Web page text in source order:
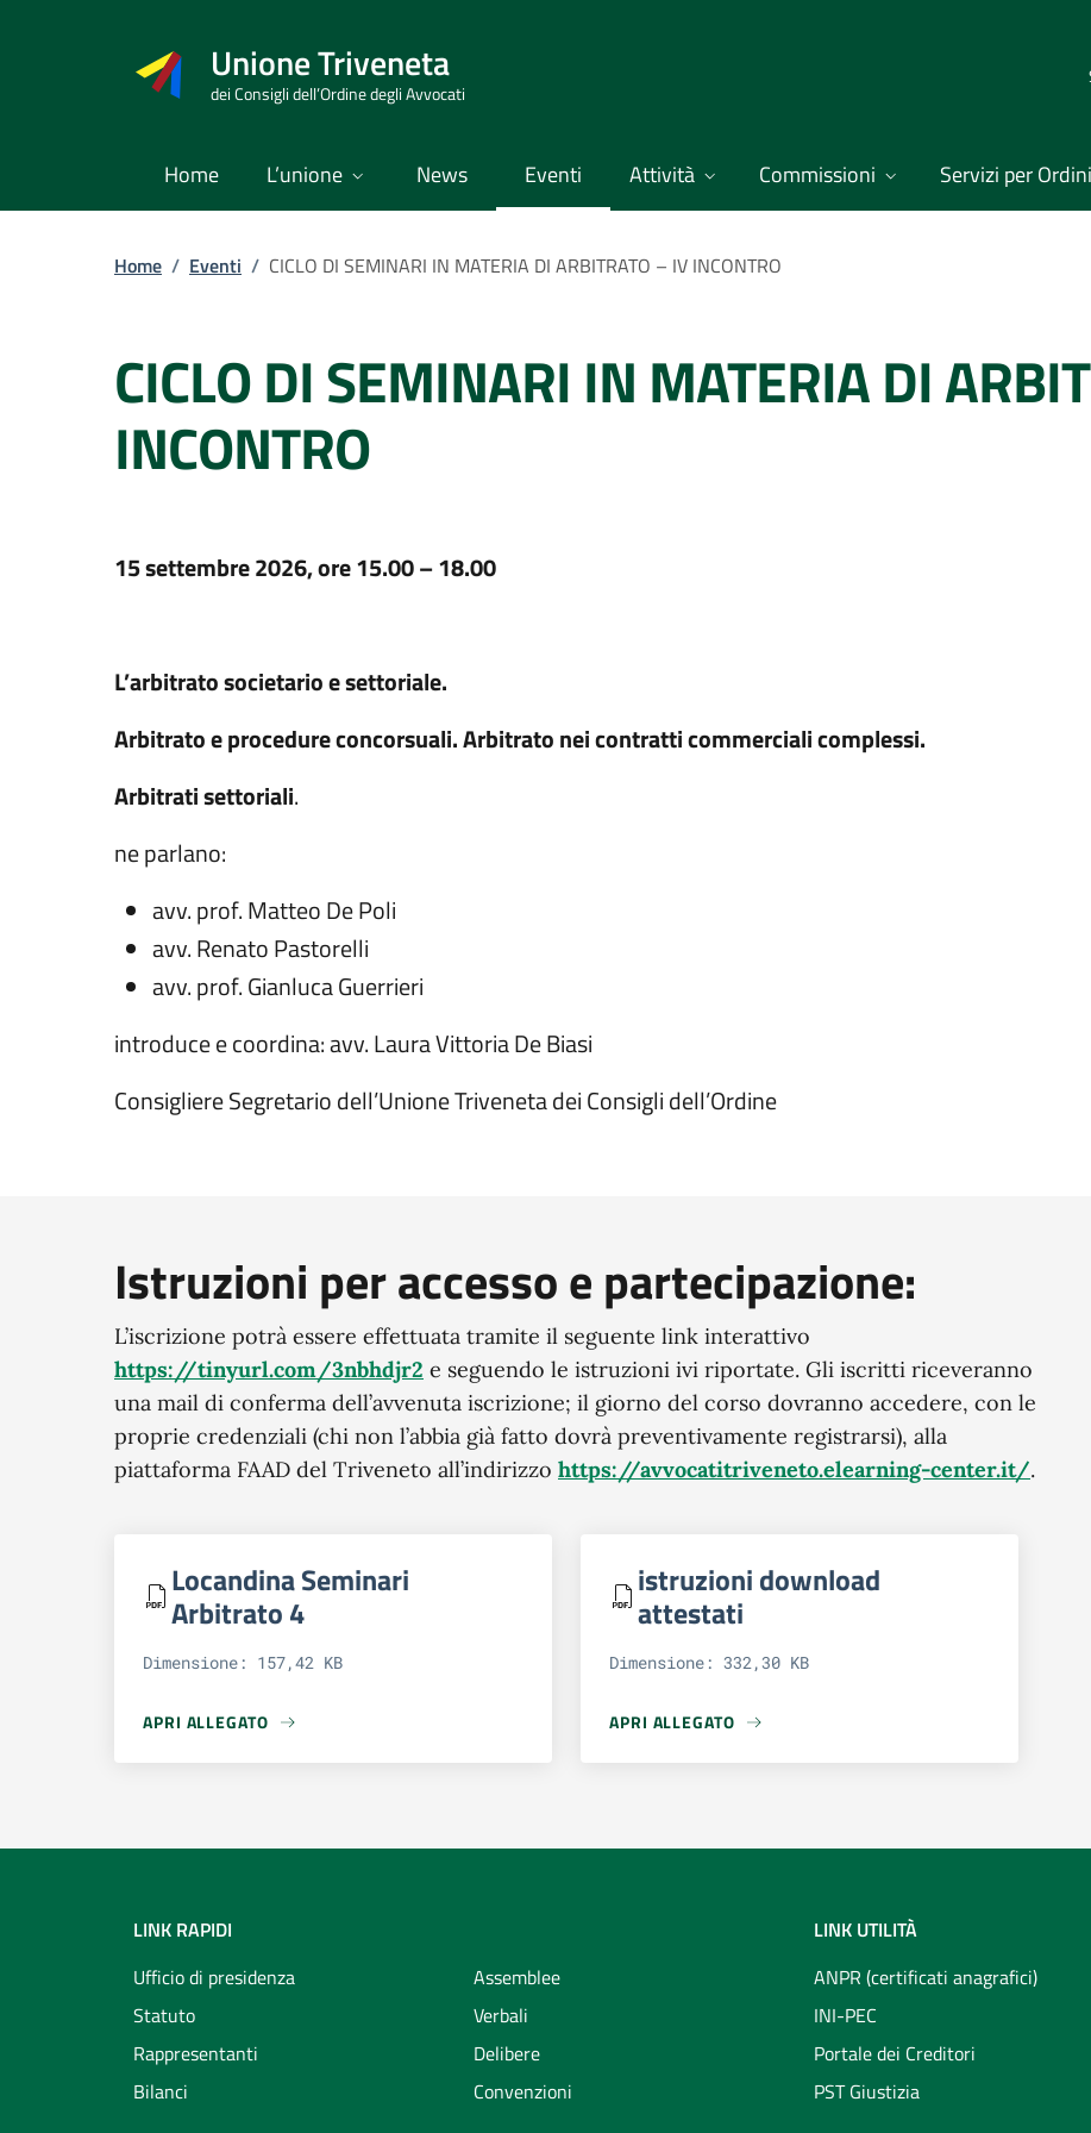
Unione Triveneta
dei Consigli dell’Ordine degli Avvocati
Home L’unione News Eventi Attività Commissioni Servizi per
Home / Eventi / CICLO DI SEMINARI IN MATERIA DI ARBITRATO – IV INCONTRO
CICLO DI SEMINARI IN MATERIA DI
INCONTRO
15 settembre 2026, ore 15.00 – 18.00
L’arbitrato societario e settoriale.
Arbitrato e procedure concorsuali. Arbitrato nei contratti commerciali complessi.
Arbitrati settoriali.
ne parlano:
avv. prof. Matteo De Poli
avv. Renato Pastorelli
avv. prof. Gianluca Guerrieri
introduce e coordina: avv. Laura Vittoria De Biasi
Consigliere Segretario dell’Unione Triveneta dei Consigli dell’Ordine
Istruzioni per accesso e partecipazione:
L’iscrizione potrà essere effettuata tramite il seguente link interattivo
https://tinyurl.com/3nbhdjr2 e seguendo le istruzioni ivi riportate. Gli iscritti riceveranno
una mail di conferma dell’avvenuta iscrizione; il giorno del corso dovranno accedere, con le
proprie credenziali (chi non l’abbia già fatto dovrà preventivamente registrarsi), alla
piattaforma FAAD del Triveneto all’indirizzo https://avvocatitriveneto.elearning-center.it/.
Locandina Seminari
Arbitrato 4
Dimensione: 157,42 KB
APRI ALLEGATO
APRI ALLEGATO LOCANDINA SEMINARI ARBITRATO 4
istruzioni download
attestati
Dimensione: 332,30 KB
APRI ALLEGATO
APRI ALLEGATO ISTRUZIONI DOWNLOAD ATTESTATI
LINK RAPIDI
Ufficio di presidenza
Statuto
Rappresentanti
Bilanci
Assemblee
Verbali
Delibere
Convenzioni
LINK UTILITÀ
ANPR (certificati anagrafici)
INI-PEC
Portale dei Creditori
PST Giustizia